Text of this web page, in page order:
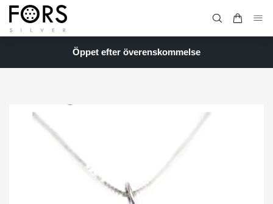
Öppet efter överenskommelse